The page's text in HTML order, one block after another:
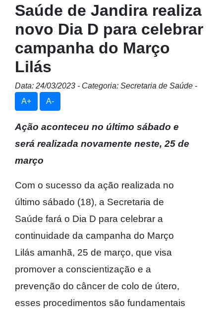
Saúde de Jandira realiza
novo Dia D para celebrar
campanha do Março
Lilás
Data: 24/03/2023 - Categoria: Secretaria de Saúde -
A+
A-
Ação aconteceu no último sábado e
será realizada novamente neste, 25 de
março
Com o sucesso da ação realizada no
último sábado (18), a Secretaria de
Saúde fará o Dia D para celebrar a
continuidade da campanha do Março
Lilás amanhã, 25 de março, que visa
promover a conscientização e a
prevenção do câncer de colo de útero,
esses procedimentos são fundamentais